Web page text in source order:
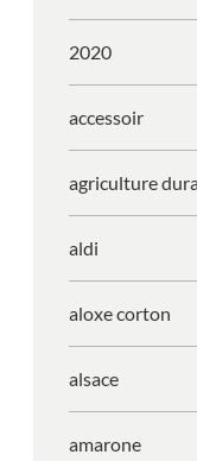
2020
accessoir
agriculture
aldi
aloxe corton
alsace
amarone